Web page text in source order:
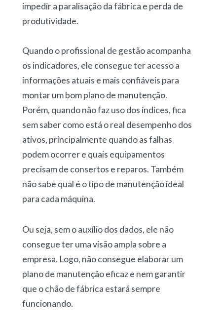
impedir a paralisação da fábrica e perda de
produtividade.
Quando o profissional de gestão acompanha
os indicadores, ele consegue ter acesso a
informações atuais e mais confiáveis para
montar um bom plano de manutenção.
Porém, quando não faz uso dos índices, fica
sem saber como está o real desempenho dos
ativos, principalmente quando as falhas
podem ocorrer e quais equipamentos
precisam de consertos e reparos. Também
não sabe qual é o tipo de manutenção ideal
para cada máquina.
Ou seja, sem o auxílio dos dados, ele não
consegue ter uma visão ampla sobre a
empresa. Logo, não consegue elaborar um
plano de manutenção eficaz e nem garantir
que o chão de fábrica estará sempre
funcionando.